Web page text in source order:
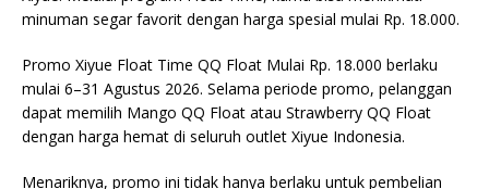
minuman segar favorit dengan harga spesial mulai Rp. 18.000.
Promo Xiyue Float Time QQ Float Mulai Rp. 18.000 berlaku
mulai 6–31 Agustus 2026. Selama periode promo, pelanggan
dapat memilih Mango QQ Float atau Strawberry QQ Float
dengan harga hemat di seluruh outlet Xiyue Indonesia.
Menariknya, promo ini tidak hanya berlaku untuk pembelian